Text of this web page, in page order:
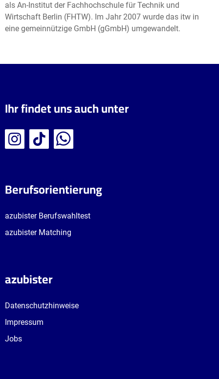
als An-Institut der Fachhochschule für Technik und
Wirtschaft Berlin (FHTW). Im Jahr 2007 wurde das itw in
eine gemeinnützige GmbH (gGmbH) umgewandelt.
Ihr findet uns auch unter
Berufsorientierung
azubister Berufswahltest
azubister Matching
azubister
Datenschutzhinweise
Impressum
Jobs